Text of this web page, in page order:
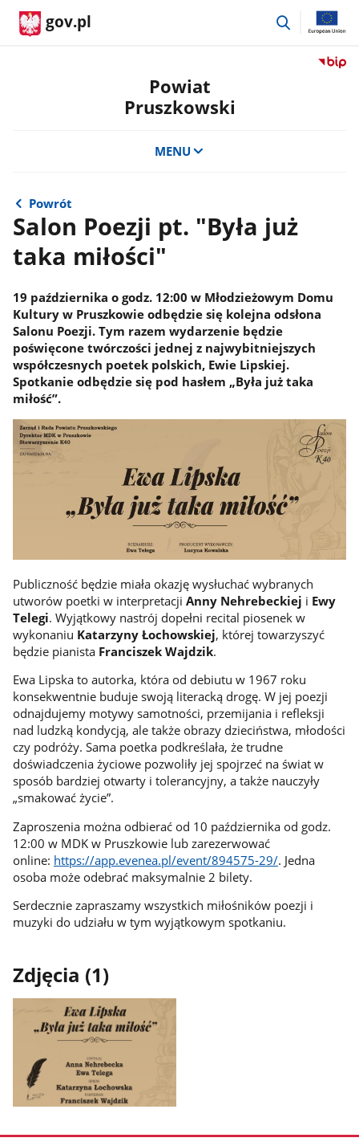
gov.pl
przejdź
Przejdź
Powiat
Pruszkowski
MENU
Powrót
Salon Poezji pt. "Była już
taka miłości"
19 października o godz. 12:00 w Młodzieżowym Domu
Kultury w Pruszkowie odbędzie się kolejna odsłona
Salonu Poezji. Tym razem wydarzenie będzie
poświęcone twórczości jednej z najwybitniejszych
współczesnych poetek polskich, Ewie Lipskiej.
Spotkanie odbędzie się pod hasłem „Była już taka
miłość”.
Publiczność będzie miała okazję wysłuchać wybranych
utworów poetki w interpretacji Anny Nehrebeckiej i Ewy
Telegi. Wyjątkowy nastrój dopełni recital piosenek w
wykonaniu Katarzyny Łochowskiej, której towarzyszyć
będzie pianista Franciszek Wajdzik.
Ewa Lipska to autorka, która od debiutu w 1967 roku
konsekwentnie buduje swoją literacką drogę. W jej poezji
odnajdujemy motywy samotności, przemijania i refleksji
nad ludzką kondycją, ale także obrazy dzieciństwa, młodości
czy podróży. Sama poetka podkreślała, że trudne
doświadczenia życiowe pozwoliły jej spojrzeć na świat w
sposób bardziej otwarty i tolerancyjny, a także nauczyły
„smakować życie”.
Zaproszenia można odbierać od 10 października od godz.
12:00 w MDK w Pruszkowie lub zarezerwować
online: https://app.evenea.pl/event/894575-29/. Jedna
osoba może odebrać maksymalnie 2 bilety.
Serdecznie zapraszamy wszystkich miłośników poezji i
muzyki do udziału w tym wyjątkowym spotkaniu.
Zdjęcia (1)
zdjęcie